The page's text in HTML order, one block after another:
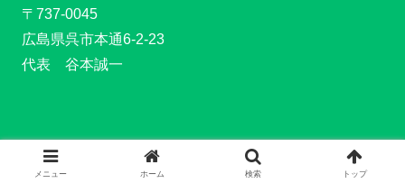
〒737-0045
広島県呉市本通6-2-23
代表 谷本誠一
Copyright © 2022 自然共生党 All Rights Reserved.
メニュー ホーム 検索 トップ